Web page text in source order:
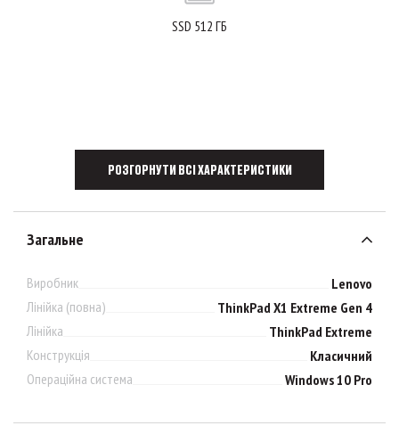
SSD 512 ГБ
РОЗГОРНУТИ ВСІ ХАРАКТЕРИСТИКИ
Загальне
Виробник
Lenovo
Лінійка (повна)
ThinkPad X1 Extreme Gen 4
Лінійка
ThinkPad Extreme
Конструкція
Класичний
Операційна система
Windows 10 Pro